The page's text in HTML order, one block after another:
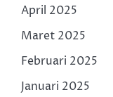
April 2025
Maret 2025
Februari 2025
Januari 2025